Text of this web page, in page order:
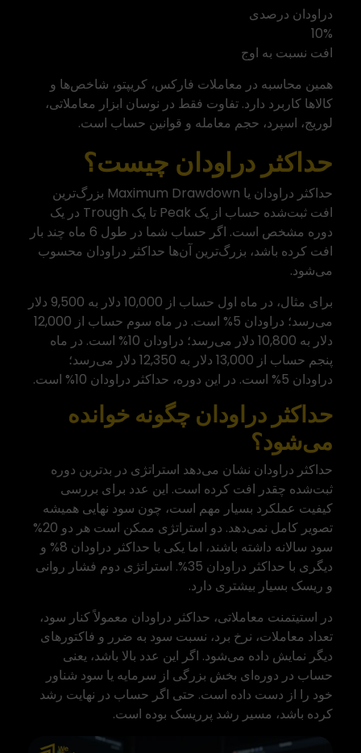
دراودان درصدی
10%
افت نسبت به اوج
همین محاسبه در معاملات فارکس، کریپتو، شاخص‌ها و
کالاها کاربرد دارد. تفاوت فقط در نوسان ابزار معاملاتی،
لوریج، اسپرد، حجم معامله و قوانین حساب است.
حداکثر دراودان چیست؟
حداکثر دراودان یا Maximum Drawdown بزرگ‌ترین
افت ثبت‌شده حساب از یک Peak تا یک Trough در یک
دوره مشخص است. اگر حساب شما در طول 6 ماه چند بار
افت کرده باشد، بزرگ‌ترین آن‌ها حداکثر دراودان محسوب
می‌شود.
برای مثال، در ماه اول حساب از 10,000 دلار به 9,500 دلار
می‌رسد؛ دراودان 5% است. در ماه سوم حساب از 12,000
دلار به 10,800 دلار می‌رسد؛ دراودان 10% است. در ماه
پنجم حساب از 13,000 دلار به 12,350 دلار می‌رسد؛
دراودان 5% است. در این دوره، حداکثر دراودان 10% است.
حداکثر دراودان چگونه خوانده
می‌شود؟
حداکثر دراودان نشان می‌دهد استراتژی در بدترین دوره
ثبت‌شده چقدر افت کرده است. این عدد برای بررسی
کیفیت عملکرد بسیار مهم است، چون سود نهایی همیشه
تصویر کامل نمی‌دهد. دو استراتژی ممکن است هر دو 20%
سود سالانه داشته باشند، اما یکی با حداکثر دراودان 8% و
دیگری با حداکثر دراودان 35%. استراتژی دوم فشار روانی
و ریسک بسیار بیشتری دارد.
در استیتمنت معاملاتی، حداکثر دراودان معمولاً کنار سود،
تعداد معاملات، نرخ برد، نسبت سود به ضرر و فاکتورهای
دیگر نمایش داده می‌شود. اگر این عدد بالا باشد، یعنی
حساب در دوره‌ای بخش بزرگی از سرمایه یا سود شناور
خود را از دست داده است. حتی اگر حساب در نهایت رشد
کرده باشد، مسیر رشد پرریسک بوده است.